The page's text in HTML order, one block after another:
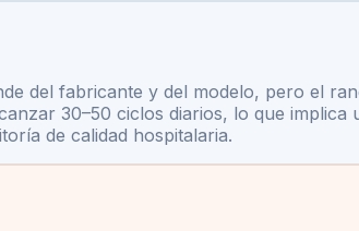
del fabricante y del modelo, pero el
30–50 ciclos diarios, lo que
de calidad hospitalaria.